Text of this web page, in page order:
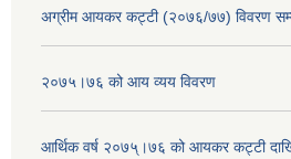
अग्रीम आयकर कट्टी (२०७६/७७) विवरण
२०७५।७६ को आय व्यय विवरण
आर्थिक वर्ष २०७५्।७६ को आयकर कट्टी